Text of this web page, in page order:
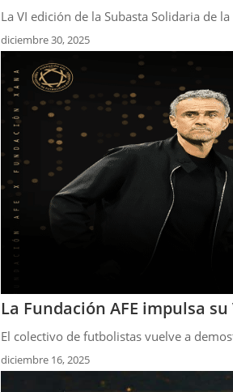
La VI edición de la Subasta Solidaria de
diciembre 30, 2025
La Fundación AFE impulsa
El colectivo de futbolistas vuelve a
diciembre 16, 2025